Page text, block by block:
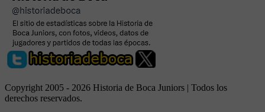
Copyright 2005 - 2026 Historia de Boca Juniors | Todos los
derechos reservados.